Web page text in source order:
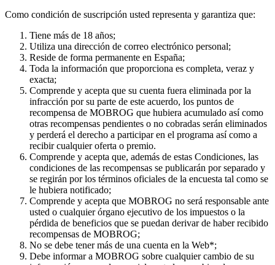
Como condición de suscripción usted representa y garantiza que:
Tiene más de 18 años;
Utiliza una dirección de correo electrónico personal;
Reside de forma permanente en España;
Toda la información que proporciona es completa, veraz y
exacta;
Comprende y acepta que su cuenta fuera eliminada por la
infracción por su parte de este acuerdo, los puntos de
recompensa de MOBROG que hubiera acumulado así como
otras recompensas pendientes o no cobradas serán eliminados
y perderá el derecho a participar en el programa así como a
recibir cualquier oferta o premio.
Comprende y acepta que, además de estas Condiciones, las
condiciones de las recompensas se publicarán por separado y
se regirán por los términos oficiales de la encuesta tal como se
le hubiera notificado;
Comprende y acepta que MOBROG no será responsable ante
usted o cualquier órgano ejecutivo de los impuestos o la
pérdida de beneficios que se puedan derivar de haber recibido
recompensas de MOBROG;
No se debe tener más de una cuenta en la Web*;
Debe informar a MOBROG sobre cualquier cambio de su